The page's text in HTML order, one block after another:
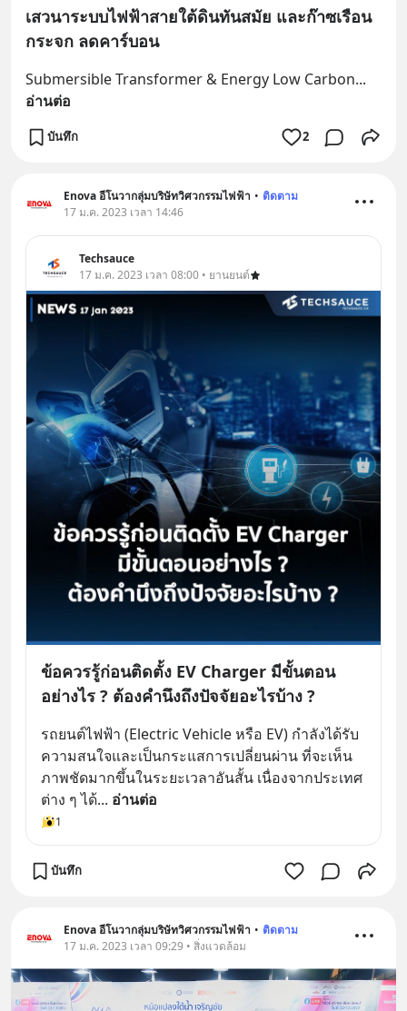
เสวนาระบบไฟฟ้าสายใต้ดินทันสมัย และก๊าซเรือน
กระจก ลดคาร์บอน
Submersible Transformer & Energy Low Carbon
อ่านต่อ
บันทึก 2
Enova อีโนวากลุ่มบริษัทวิศวกรรมไฟฟ้า • ติดตาม
17 ม.ค. 2023 เวลา 14:46
Techsauce
17 ม.ค. 2023 เวลา 08:00 • ยานยนต์
ข้อควรรู้ก่อนติดตั้ง EV Charger มีขั้นตอน
อย่างไร ? ต้องคำนึงถึงปัจจัยอะไรบ้าง ?
รถยนต์ไฟฟ้า (Electric Vehicle หรือ EV) กำลังได้รับ
ความสนใจและเป็นกระแสการเปลี่ยนผ่าน ที่จะเห็น
ภาพชัดมากขึ้นในระยะเวลาอันสั้น เนื่องจากประเทศ
ต่าง ๆ ได้... อ่านต่อ
1
บันทึก
Enova อีโนวากลุ่มบริษัทวิศวกรรมไฟฟ้า • ติดตาม
17 ม.ค. 2023 เวลา 09:29 • สิ่งแวดล้อม